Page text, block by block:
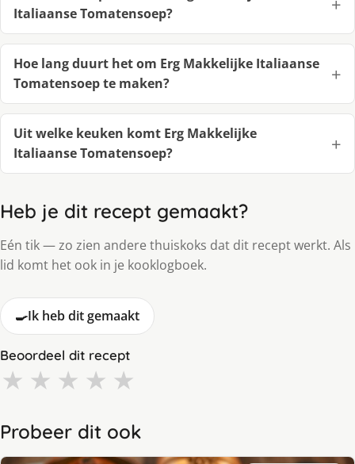
Italiaanse Tomatensoep?
Hoe lang duurt het om Erg Makkelijke Italiaanse
Tomatensoep te maken?
Uit welke keuken komt Erg Makkelijke
Italiaanse Tomatensoep?
Heb je dit recept gemaakt?
Eén tik — zo zien andere thuiskoks dat dit recept werkt. Als
lid komt het ook in je kooklogboek.
🍳Ik heb dit gemaakt
Beoordeel dit recept
★ ★ ★ ★ ★
Probeer dit ook